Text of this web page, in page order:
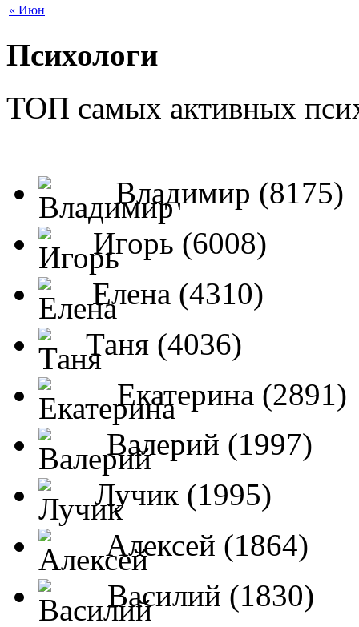
« Июн
Психологи
ТОП самых активных
Владимир (8175)
Игорь (6008)
Елена (4310)
Таня (4036)
Екатерина (2891)
Валерий (1997)
Лучик (1995)
Алексей (1864)
Василий (1830)